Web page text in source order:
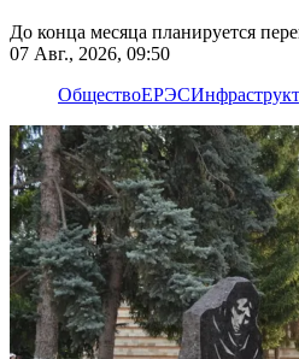
До конца месяца планируется
07 Авг., 2026, 09:50
ОбществоЕРЭС